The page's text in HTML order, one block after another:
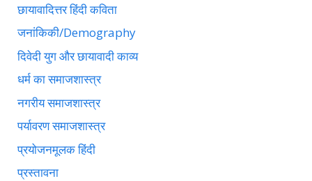
छायावादित्तर हिंदी कविता
जनांकिकी/Demography
दिवेदी युग और छायावादी काव्य
धर्म का समाजशास्त्र
नगरीय समाजशास्त्र
पर्यावरण समाजशास्त्र
प्रयोजनमूलक हिंदी
प्रस्तावना